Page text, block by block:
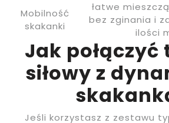
Mobilność
skakanki
łatwe
bez zginania i
ilości
Jak połączyć
siłowy z
Jeśli korzystasz z zestawu